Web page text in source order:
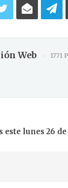
Web 1771
lunes 26